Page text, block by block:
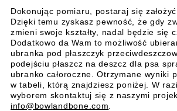
Dokonując pomiaru, postaraj się
Dzięki temu zyskasz pewność, że gdy
zmieni swoje kształty, nadal będzie się
Dodatkowo da Wam to możliwość
ubranka pod płaszczyk
podejściu płaszcz na deszcz dla psa
ubranko całoroczne. Otrzymane wyniki
w tabeli, którą znajdziesz poniżej. W
wyborem skontaktuj się z naszymi
info@bowlandbone.com